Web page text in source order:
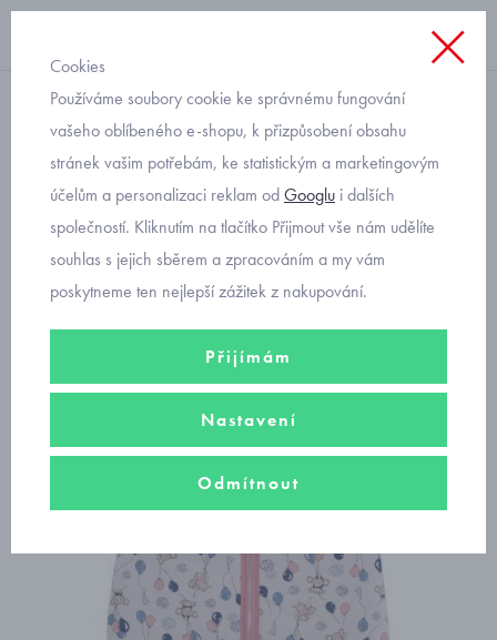
spací pytel
kojenecký spací pytel
myšičky s balónky
Cookies
Používáme soubory cookie ke správnému fungování
vašeho oblíbeného e-shopu, k přizpůsobení obsahu
stránek vašim potřebám, ke statistickým a marketingovým
účelům a personalizaci reklam odGooglu i dalších
společností. Kliknutím na tlačítko Přijmout vše nám udělíte
souhlas s jejich sběrem a zpracováním a my vám
poskytneme ten nejlepší zážitek z nakupování.
Přijímám
Nastavení
Odmítnout